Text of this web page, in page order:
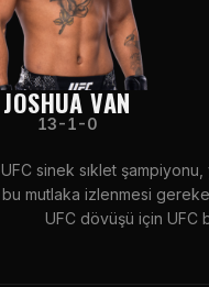
JOSHUA VAN
13-1-0
UFC sinek sıklet
bu mutlaka izlenmesi
UFC dövüşü için UFC